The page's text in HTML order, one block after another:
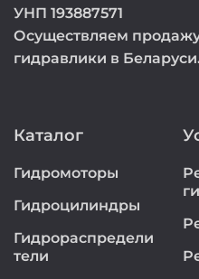
УНП 193887571
Осуществляем
гидравлики в
Каталог
Гидромоторы
Гидроцилиндры
Гидрораспредели
тели